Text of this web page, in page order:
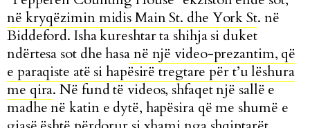
në kryqëzimin midis Main St. dhe York St. në
Biddeford. Isha kureshtar ta shihja si duket
ndërtesa sot dhe hasanë një video-prezantim, që
e paraqiste atë si hapësirë tregtare për t’u lëshura
me qira. Në fund të videos, shfaqet një sallë e
madhe në katin e dytë, hapësira që me shumë e